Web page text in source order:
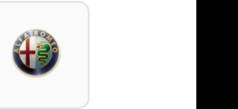
Warenkorb